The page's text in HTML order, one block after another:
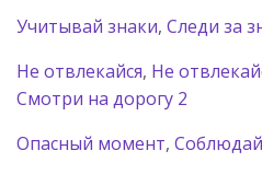
Учитывай знаки, Следи за
Не отвлекайся, Не
Смотри на дорогу 2
Опасный момент,